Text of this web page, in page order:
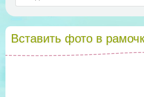
Вставить фото в